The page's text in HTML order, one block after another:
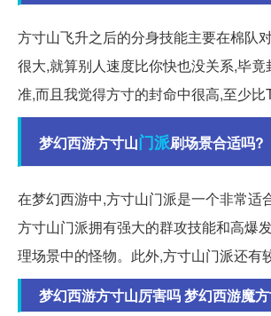
方寸山飞升之后的分身技能主要在棉队
很大,就算别人速度比你快也没关系,毕
准,而且我觉得方寸的封命中很高,至少比
梦幻西游方寸山门派刷场景合适吗?
在梦幻西游中,方寸山门派是一个非常适
方寸山门派拥有强大的群攻技能和高爆
理场景中的怪物。此外,方寸山门派还有
梦幻西游方寸山厉害吗 梦幻西游魔